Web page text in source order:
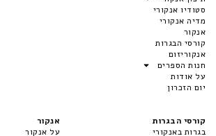
סטודיו אנקורי
מדיה אנקורי
אנקור
קורסי הבגרות
אנקוריזום
חנות הספרים
על אודות
יום הזכרון
קורסי הבגרות
בגרות באנקורי
אנקור
על אנקור